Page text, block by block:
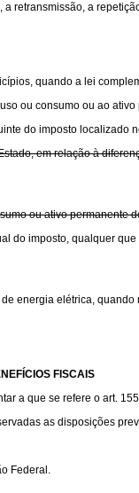
retransmissão, a
quando a lei
ou consumo ou ao ativo
do imposto localizado
em relação à
ou ativo permanente
do imposto, qualquer
energia elétrica,
FISCAIS
a que se refere o art.
as disposições
Federal.